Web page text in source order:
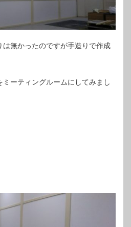
は無かったのですが手造りで作成
ーティングルームにしてみまし